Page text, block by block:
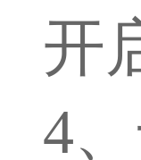
开
4